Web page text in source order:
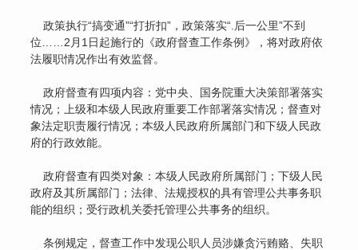
政策执行“搞变通”“打折扣”，政策落实“.后一公里”不到
位……2月1日起施行的《政府督查工作条例》，将对政府依
法履职情况作出有效监督。
政府督查有四项内容：党中央、国务院重大决策部署落实
情况；上级和本级人民政府重要工作部署落实情况；督查对
象法定职责履行情况；本级人民政府所属部门和下级人民政
府的行政效能。
政府督查有四类对象：本级人民政府所属部门；下级人民
政府及其所属部门；法律、法规授权的具有管理公共事务职
能的组织；受行政机关委托管理公共事务的组织。
条例规定，督查工作中发现公职人员涉嫌贪污贿赂、失职